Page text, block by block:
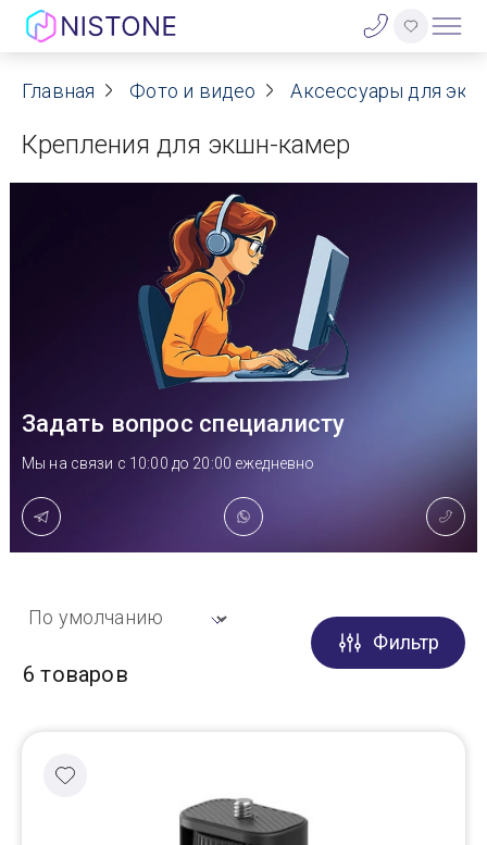
Акции
О нас
Договор оферты
Реквизиты
Контакты
Гарантия
Главная Фото и видео Аксессуары для
Крепления для экшн-камер
Задать вопрос специалисту
Мы на связи с 10:00 до 20:00 ежедневно
6 товаров
Фильтр